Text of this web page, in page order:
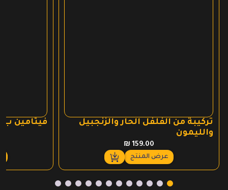
تركيبة من الفلفل الحار والزنجبيل
والليمون
₪ 159.00
عرض المنتج
فيتامين ب 12 تينك